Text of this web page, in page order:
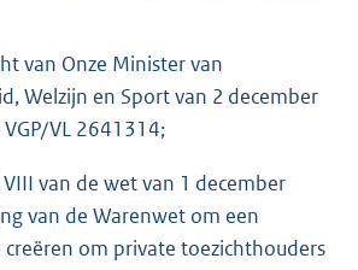
van Onze Minister van
Welzijn en Sport van 2 december
VL 2641314;
van de wet van 1 december
van de Warenwet om een
om private toezichthouders